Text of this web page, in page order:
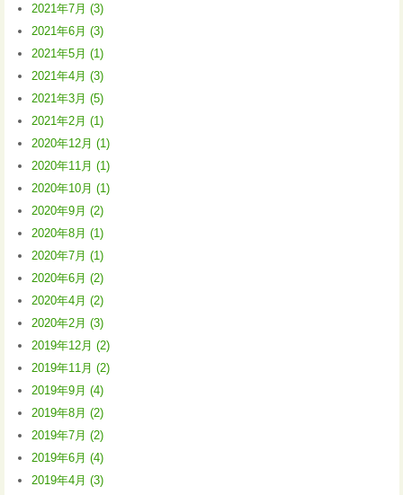
2021年7月 (3)
2021年6月 (3)
2021年5月 (1)
2021年4月 (3)
2021年3月 (5)
2021年2月 (1)
2020年12月 (1)
2020年11月 (1)
2020年10月 (1)
2020年9月 (2)
2020年8月 (1)
2020年7月 (1)
2020年6月 (2)
2020年4月 (2)
2020年2月 (3)
2019年12月 (2)
2019年11月 (2)
2019年9月 (4)
2019年8月 (2)
2019年7月 (2)
2019年6月 (4)
2019年4月 (3)